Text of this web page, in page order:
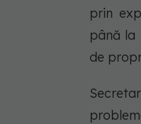
prin
până la
de